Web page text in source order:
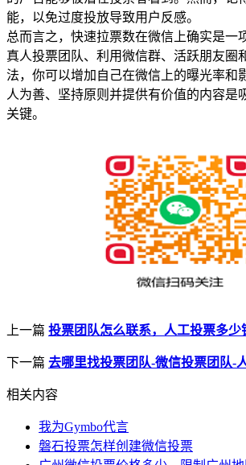
能，以免过度投放导致用户反感。
总而言之，快速拉票数在微信上确实是一
真人投票团队、利用微信群、活跃朋友圈
法，你可以增加自己在微信上的曝光率和
人为善、坚持原则并提供有价值的内容是
关键。
上一篇 投票团队怎么联系，人工投票多少
下一篇 去哪里找投票团队-微信投票团队-
相关内容
我为Gymbo代言
磐石投票怎样创建微信投票